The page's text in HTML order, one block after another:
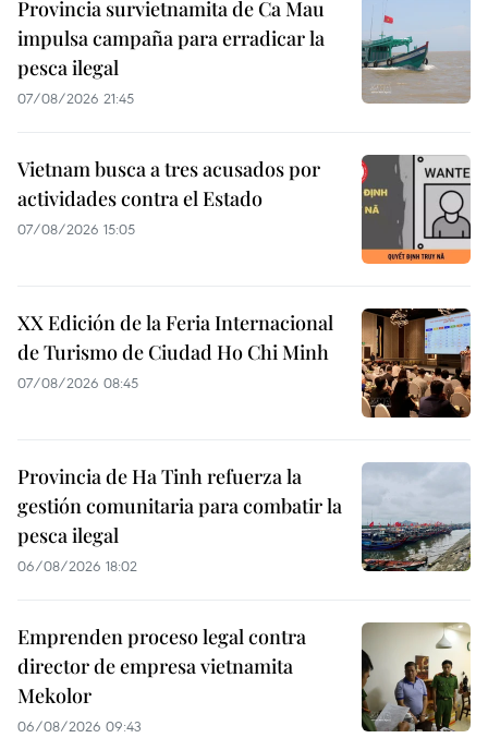
Provincia survietnamita de Ca Mau
impulsa campaña para erradicar la
pesca ilegal
07/08/2026 21:45
Vietnam busca a tres acusados por
actividades contra el Estado
07/08/2026 15:05
XX Edición de la Feria Internacional
de Turismo de Ciudad Ho Chi Minh
07/08/2026 08:45
Provincia de Ha Tinh refuerza la
gestión comunitaria para combatir la
pesca ilegal
06/08/2026 18:02
Emprenden proceso legal contra
director de empresa vietnamita
Mekolor
06/08/2026 09:43